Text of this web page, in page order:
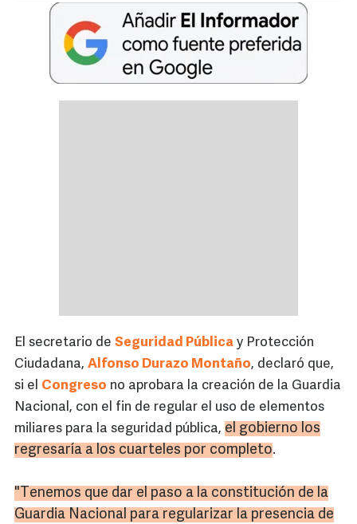
El secretario de Seguridad Pública y Protección
Ciudadana, Alfonso Durazo Montaño, declaró que,
si el Congreso no aprobara la creación de la Guardia
Nacional, con el fin de regular el uso de elementos
miliares para la seguridad pública, el gobierno los
regresaría a los cuarteles por completo.
"Tenemos que dar el paso a la constitución de la
Guardia Nacional para regularizar la presencia de